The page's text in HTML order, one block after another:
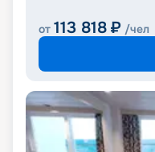
от 113 818 ₽ /чел